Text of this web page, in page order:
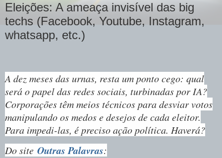
Eleições: A ameaça invisível das big
techs (Facebook, Youtube, Instagram,
whatsapp, etc.)
A dez meses das urnas, resta um ponto cego: qual
será o papel das redes sociais, turbinadas por IA?
Corporações têm meios técnicos para desviar votos
manipulando os medos e desejos de cada eleitor.
Para impedi-las, é preciso ação política. Haverá?
Do site Outras Palavras: